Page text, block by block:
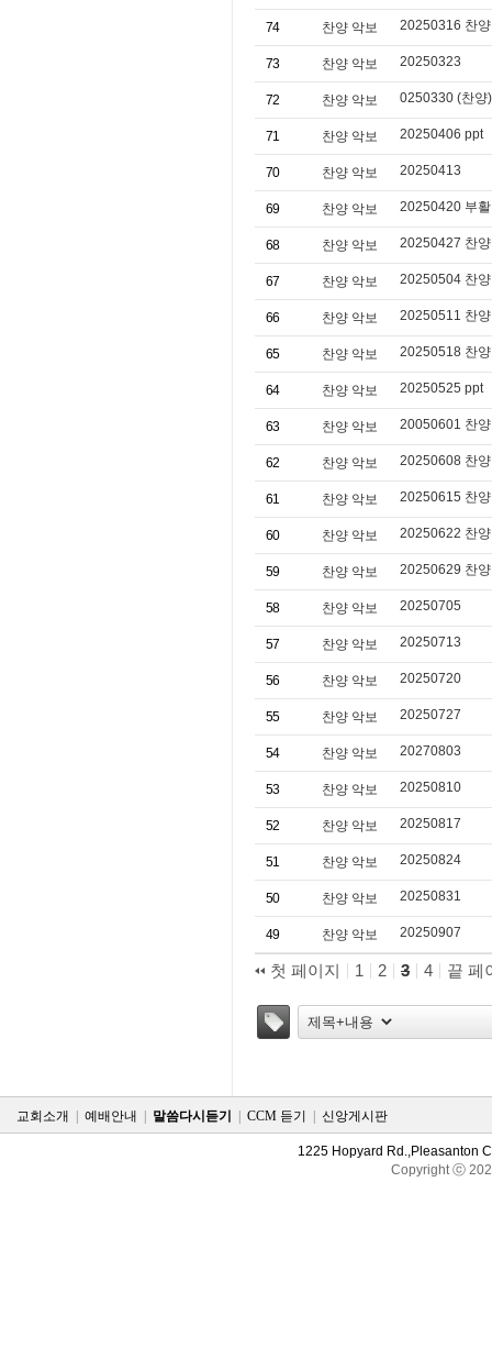
74 찬양 악보 20250316 찬
73 찬양 악보 20250323
72 찬양 악보 0250330 (찬양
71 찬양 악보 20250406 ppt
70 찬양 악보 20250413
69 찬양 악보 20250420 부
68 찬양 악보 20250427 찬
67 찬양 악보 20250504 찬
66 찬양 악보 20250511 찬양
65 찬양 악보 20250518 찬
64 찬양 악보 20250525 ppt
63 찬양 악보 20050601 찬양
62 찬양 악보 20250608 찬양
61 찬양 악보 20250615 찬양
60 찬양 악보 20250622 찬양
59 찬양 악보 20250629 찬양
58 찬양 악보 20250705
57 찬양 악보 20250713
56 찬양 악보 20250720
55 찬양 악보 20250727
54 찬양 악보 20270803
53 찬양 악보 20250810
52 찬양 악보 20250817
51 찬양 악보 20250824
50 찬양 악보 20250831
49 찬양 악보 20250907
첫 페이지 1 2 3 4
끝 페
교회소개 | 예배안내 | 말씀다시듣기 | CCM 듣기 | 신앙게시판
1225 Hopyard Rd.,Pleasanton
Copyright ⓒ